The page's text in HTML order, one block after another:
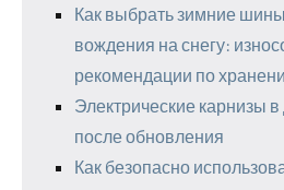
Как выбрать зимние
вождения на снегу:
рекомендации по
Электрические карнизы
после обновления
Как безопасно